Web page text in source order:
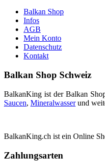
Balkan Shop
Infos
AGB
Mein Konto
Datenschutz
Kontakt
Balkan Shop Schweiz
BalkanKing ist der Balkan
Saucen, Mineralwasserund
BalkanKing.ch ist ein Online
Zahlungsarten